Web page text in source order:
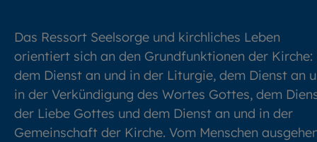
Das Ressort Seelsorge und kirchliches Leben
orientiert sich an den Grundfunktionen der Kirche:
dem Dienst an und in der Liturgie, dem Dienst an
in der Verkündigung des Wortes Gottes, dem
der Liebe Gottes und dem Dienst an und in der
Gemeinschaft der Kirche. Vom Menschen